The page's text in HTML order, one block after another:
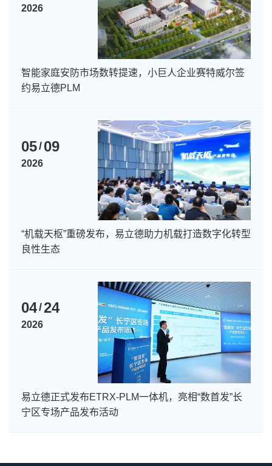
2026
智能家庭安防市场数转提速，小巨人企业赛特威尔签
约易立德PLM
05/ 09
2026
“机载天枢”重磅发布，易立德助力机载打造数字化转型
良性生态
04/24
2026
易立德正式发布ETRX-PLM一体机，亮相“数首发”长
宁区专场产品发布活动